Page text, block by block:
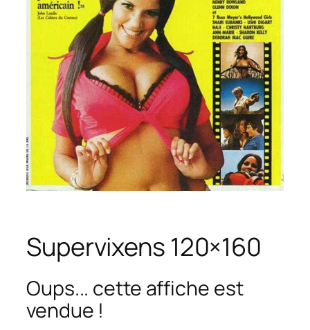
Supervixens 120×160
Oups... cette affiche est
vendue !